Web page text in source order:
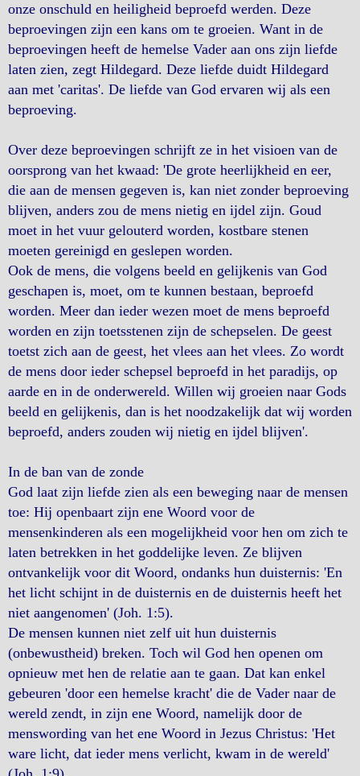
onze onschuld en heiligheid beproefd werden. Deze
beproevingen zijn een kans om te groeien. Want in de
beproevingen heeft de hemelse Vader aan ons zijn liefde
laten zien, zegt Hildegard. Deze liefde duidt Hildegard
aan met 'caritas'. De liefde van God ervaren wij als een
beproeving.
Over deze beproevingen schrijft ze in het visioen van de
oorsprong van het kwaad: 'De grote heerlijkheid en eer,
die aan de mensen gegeven is, kan niet zonder beproeving
blijven, anders zou de mens nietig en ijdel zijn. Goud
moet in het vuur gelouterd worden, kostbare stenen
moeten gereinigd en geslepen worden.
Ook de mens, die volgens beeld en gelijkenis van God
geschapen is, moet, om te kunnen bestaan, beproefd
worden. Meer dan ieder wezen moet de mens beproefd
worden en zijn toetsstenen zijn de schepselen. De geest
toetst zich aan de geest, het vlees aan het vlees. Zo wordt
de mens door ieder schepsel beproefd in het paradijs, op
aarde en in de onderwereld. Willen wij groeien naar Gods
beeld en gelijkenis, dan is het noodzakelijk dat wij worden
beproefd, anders zouden wij nietig en ijdel blijven'.
In de ban van de zonde
God laat zijn liefde zien als een beweging naar de mensen
toe: Hij openbaart zijn ene Woord voor de
mensenkinderen als een mogelijkheid voor hen om zich te
laten betrekken in het goddelijke leven. Ze blijven
ontvankelijk voor dit Woord, ondanks hun duisternis: 'En
het licht schijnt in de duisternis en de duisternis heeft het
niet aangenomen' (Joh. 1:5).
De mensen kunnen niet zelf uit hun duisternis
(onbewustheid) breken. Toch wil God hen openen om
opnieuw met hen de relatie aan te gaan. Dat kan enkel
gebeuren 'door een hemelse kracht' die de Vader naar de
wereld zendt, in zijn ene Woord, namelijk door de
menswording van het ene Woord in Jezus Christus: 'Het
ware licht, dat ieder mens verlicht, kwam in de wereld'